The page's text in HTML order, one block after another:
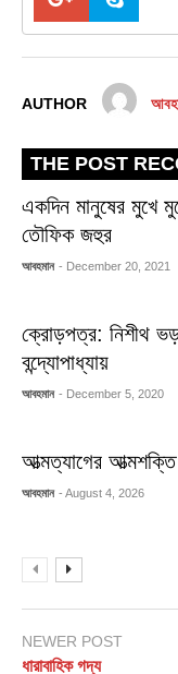
AUTHOR
THE POST
একদিন মানুষের মুখে
তৌফিক জহুর
আবহমান - December 20, 2021
ক্রোড়পত্র: নিশীথ
বন্দ্যোপাধ্যায়
আবহমান - December 5, 2020
আত্মত্যাগের আত্মশক্তি
আবহমান - August 4, 2026
NEWER POST
ধারাবাহিক গদ্য